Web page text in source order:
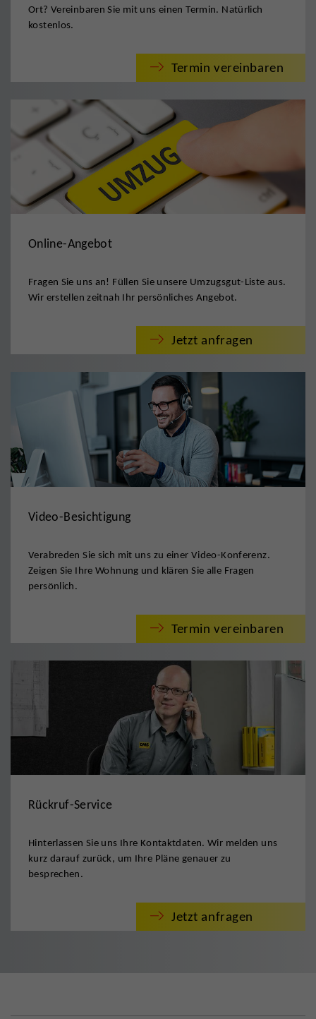
Ort? Vereinbaren Sie mit uns einen Termin. Natürlich
kostenlos.
Termin vereinbaren
Online-Angebot
Fragen Sie uns an! Füllen Sie unsere Umzugsgut-Liste aus.
Wir erstellen zeitnah Ihr persönliches Angebot.
Jetzt anfragen
Video-Besichtigung
Verabreden Sie sich mit uns zu einer Video-Konferenz.
Zeigen Sie Ihre Wohnung und klären Sie alle Fragen
persönlich.
Termin vereinbaren
Rückruf-Service
Hinterlassen Sie uns Ihre Kontaktdaten. Wir melden uns
kurz darauf zurück, um Ihre Pläne genauer zu
besprechen.
Jetzt anfragen